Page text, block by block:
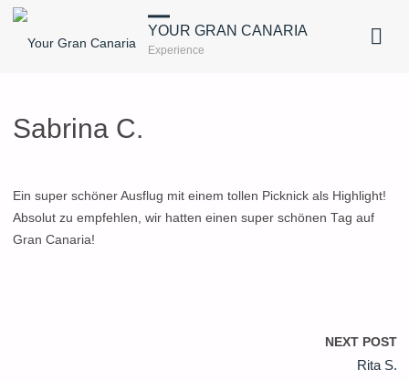
YOUR GRAN CANARIA
Experience
Sabrina C.
Ein super schöner Ausflug mit einem tollen Picknick als Highlight!
Absolut zu empfehlen, wir hatten einen super schönen Tag auf
Gran Canaria!
NEXT POST
Rita S.